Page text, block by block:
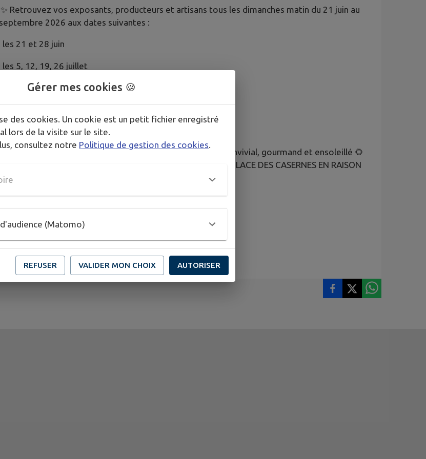
Retrouvez vos exposants, producteurs et artisans tous les dimanches matin du 21 juin au
2026 aux dates suivantes :
21 et 28 juin
les 5, 12, 19, 26 juillet
les 2,9, 16, 23, 30 août
Rendez-vous Place d’Armes pour profiter d’un moment convivial, gourmand et ensoleillé 🌻
SAUF LE DIMANCHE 9 AOUT OU LE MARCHE EST DEPLACE PLACE DES CASERNES EN RAISON
FETES
Gérer mes cookies 🍪
des cookies. Un cookie est un petit fichier enregistré
lors de la visite sur le site.
consultez notre Politique de gestion des cookies
(Matomo)
REFUSER VALIDER MON CHOIX AUTORISER